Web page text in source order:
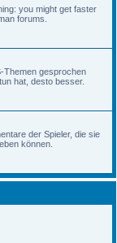
you might get faster
forums.
Themen gesprochen
hat, desto besser.
der Spieler, die sie
können.